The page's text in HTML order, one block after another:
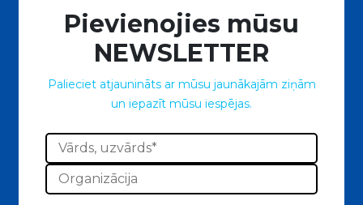
Pievienojies mūsu
NEWSLETTER
Palieciet atjaunināts ar mūsu jaunākajām ziņām
un iepazīt mūsu iespējas.